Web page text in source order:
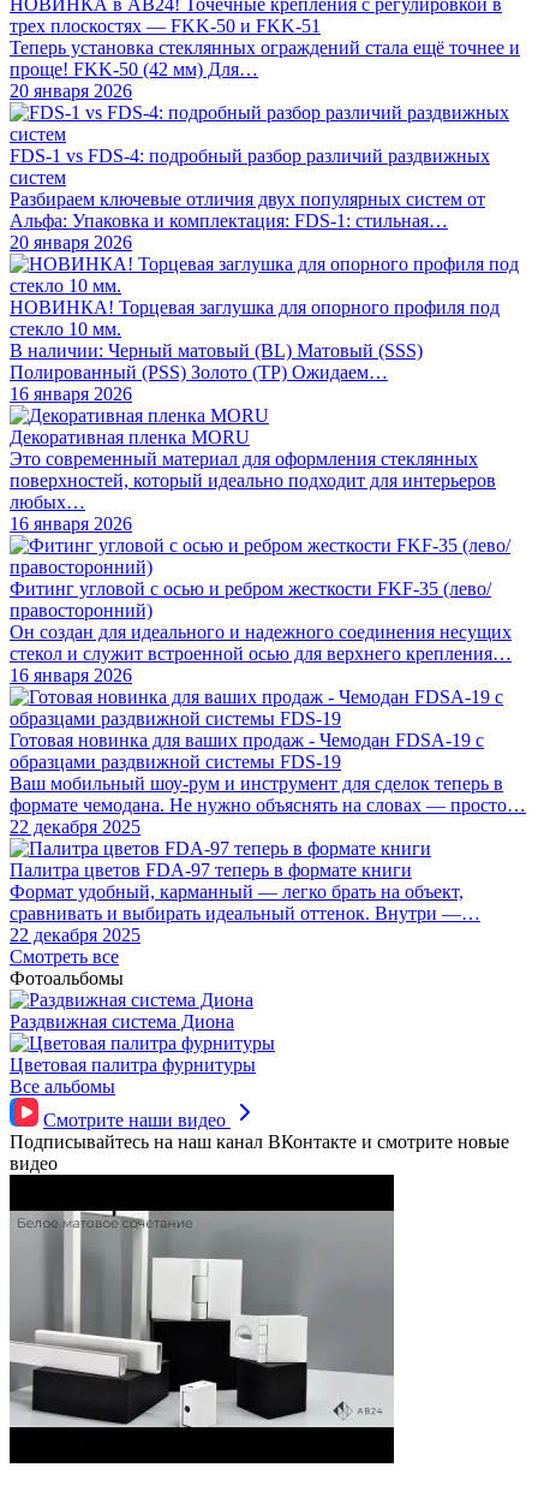
НОВИНКА в АВ24! Точечные крепления с регулировкой в
трех плоскостях — FKK-50 и FKK-51
Теперь установка стеклянных ограждений стала ещё точнее и
проще! FKK-50 (42 мм) Для…
20 января 2026
FDS-1 vs FDS-4: подробный разбор различий раздвижных
систем
Разбираем ключевые отличия двух популярных систем от
Альфа: Упаковка и комплектация: FDS-1: стильная…
20 января 2026
НОВИНКА! Торцевая заглушка для опорного профиля под
стекло 10 мм.
В наличии: Черный матовый (BL) Матовый (SSS)
Полированный (PSS) Золото (TP) Ожидаем…
16 января 2026
Декоративная пленка MORU
Это современный материал для оформления стеклянных
поверхностей, который идеально подходит для интерьеров
любых…
16 января 2026
Фитинг угловой с осью и ребром жесткости FKF-35 (лево/
правосторонний)
Он создан для идеального и надежного соединения несущих
стекол и служит встроенной осью для верхнего крепления…
16 января 2026
Готовая новинка для ваших продаж - Чемодан FDSA-19 с
образцами раздвижной системы FDS‑19
Ваш мобильный шоу-рум и инструмент для сделок теперь в
формате чемодана. Не нужно объяснять на словах — просто…
22 декабря 2025
Палитра цветов FDA-97 теперь в формате книги
Формат удобный, карманный — легко брать на объект,
сравнивать и выбирать идеальный оттенок. Внутри —…
22 декабря 2025
Смотреть все
Фотоальбомы
Раздвижная система Диона
Цветовая палитра фурнитуры
Все альбомы
Смотрите наши видео
Подписывайтесь на наш канал ВКонтакте и смотрите новые
видео